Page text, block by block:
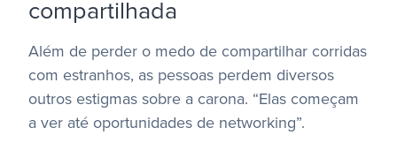
compartilhada
Além de perder o medo de compartilhar corridas
com estranhos, as pessoas perdem diversos
outros estigmas sobre a carona. “Elas começam
a ver até oportunidades de networking”.